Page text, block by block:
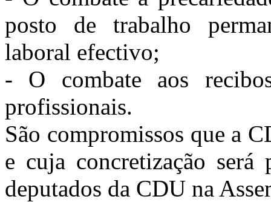
posto de trabalho
laboral efectivo;
- O combate aos
profissionais.
São compromissos que a
e cuja concretização
deputados da CDU na